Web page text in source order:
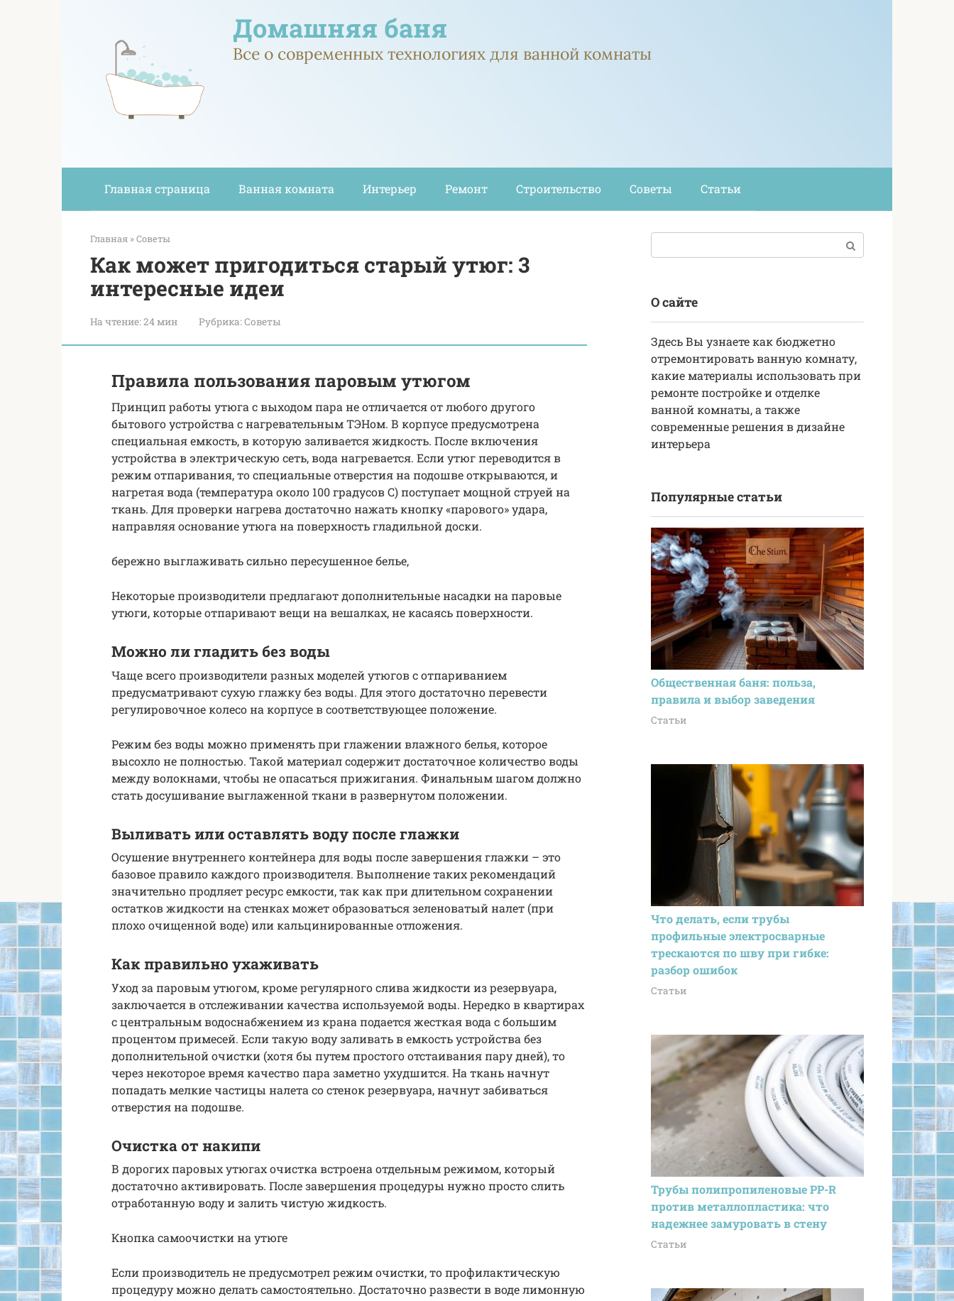
Домашняя баня
Все о современных технологиях для ванной комнаты
Главная страница Ванная комната Интерьер Ремонт Строительство Советы Статьи
Главная »Советы
Как может пригодиться старый утюг: 3
интересные идеи
На чтение:24 мин Рубрика:Советы
Правила пользования паровым утюгом
Принцип работы утюга с выходом пара не отличается от любого другого
бытового устройства с нагревательным ТЭНом. В корпусе предусмотрена
специальная емкость, в которую заливается жидкость. После включения
устройства в электрическую сеть, вода нагревается. Если утюг переводится в
режим отпаривания, то специальные отверстия на подошве открываются, и
нагретая вода (температура около 100 градусов C) поступает мощной струей на
ткань. Для проверки нагрева достаточно нажать кнопку «парового» удара,
направляя основание утюга на поверхность гладильной доски.
бережно выглаживать сильно пересушенное белье,
Некоторые производители предлагают дополнительные насадки на паровые
утюги, которые отпаривают вещи на вешалках, не касаясь поверхности.
Можно ли гладить без воды
Чаще всего производители разных моделей утюгов с отпариванием
предусматривают сухую глажку без воды. Для этого достаточно перевести
регулировочное колесо на корпусе в соответствующее положение.
Режим без воды можно применять при глажении влажного белья, которое
высохло не полностью. Такой материал содержит достаточное количество воды
между волокнами, чтобы не опасаться прижигания. Финальным шагом должно
стать досушивание выглаженной ткани в развернутом положении.
Выливать или оставлять воду после глажки
Осушение внутреннего контейнера для воды после завершения глажки – это
базовое правило каждого производителя. Выполнение таких рекомендаций
значительно продляет ресурс емкости, так как при длительном сохранении
остатков жидкости на стенках может образоваться зеленоватый налет (при
плохо очищенной воде) или кальцинированные отложения.
Как правильно ухаживать
Уход за паровым утюгом, кроме регулярного слива жидкости из резервуара,
заключается в отслеживании качества используемой воды. Нередко в квартирах
с центральным водоснабжением из крана подается жесткая вода с большим
процентом примесей. Если такую воду заливать в емкость устройства без
дополнительной очистки (хотя бы путем простого отстаивания пару дней), то
через некоторое время качество пара заметно ухудшится. На ткань начнут
попадать мелкие частицы налета со стенок резервуара, начнут забиваться
отверстия на подошве.
Очистка от накипи
В дорогих паровых утюгах очистка встроена отдельным режимом, который
достаточно активировать. После завершения процедуры нужно просто слить
отработанную воду и залить чистую жидкость.
Кнопка самоочистки на утюге
Если производитель не предусмотрел режим очистки, то профилактическую
процедуру можно делать самостоятельно. Достаточно развести в воде лимонную
О сайте
Здесь Вы узнаете как бюджетно
отремонтировать ванную комнату,
какие материалы использовать при
ремонте постройке и отделке
ванной комнаты, а также
современные решения в дизайне
интерьера
Популярные статьи
Общественная баня: польза,
правила и выбор заведения
Статьи
Что делать, если трубы
профильные электросварные
трескаются по шву при гибке:
разбор ошибок
Статьи
Трубы полипропиленовые PP-R
против металлопластика: что
надежнее замуровать в стену
Статьи